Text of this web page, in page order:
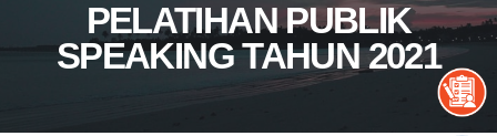
PELATIHAN PUBLIK
SPEAKING TAHUN 2021